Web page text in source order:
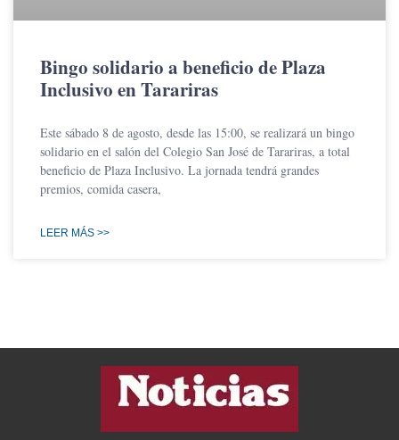
Bingo solidario a beneficio de Plaza
Inclusivo en Tarariras
Este sábado 8 de agosto, desde las 15:00, se realizará un bingo
solidario en el salón del Colegio San José de Tarariras, a total
beneficio de Plaza Inclusivo. La jornada tendrá grandes
premios, comida casera,
LEER MÁS >>